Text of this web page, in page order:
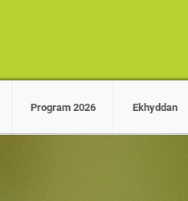
Program 2026 Ekhyddan